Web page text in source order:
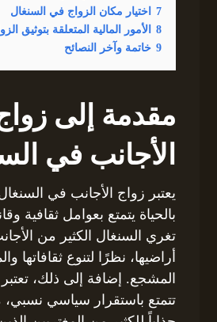
7 اختيار مكان الزواج في السنغال
8 الأمور المالية المتعلقة بتوثيق
9 خاتمة وآخر النصائح
مقدمة إلى
الأجانب في
يعتبر زواج الأجانب في
بالحياة يتمتع بعوامل ثقافية
تغري السنغال الكثير من
أراضيها، نظرًا لتنوع ثقافاتها
المشجع. إضافة إلى ذلك،
تتمتع باستقرار سياسي نسبي،